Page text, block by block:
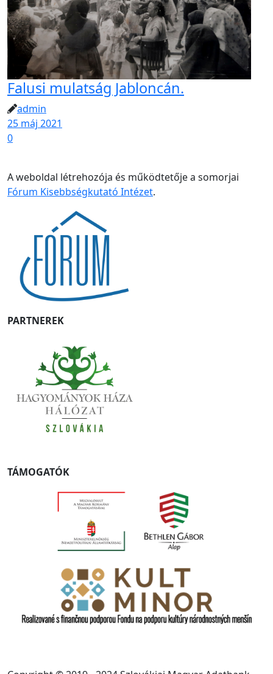
Falusi mulatság Jabloncán.
admin
25 máj 2021
0
A weboldal létrehozója és működtetője a somorjai
Fórum Kisebbségkutató Intézet.
PARTNEREK
TÁMOGATÓK